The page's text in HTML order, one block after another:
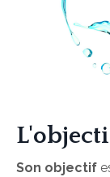
Son objectif